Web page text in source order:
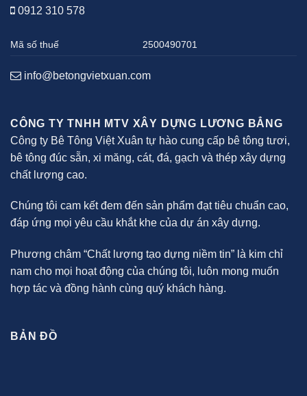
0912 310 578
Mã số thuế 2500490701
info@betongvietxuan.com
CÔNG TY TNHH MTV XÂY DỰNG LƯƠNG BẲNG
Công ty Bê Tông Việt Xuân tự hào cung cấp bê tông tươi,
bê tông đúc sẵn, xi măng, cát, đá, gạch và thép xây dựng
chất lượng cao.
Chúng tôi cam kết đem đến sản phẩm đạt tiêu chuẩn cao,
đáp ứng mọi yêu cầu khắt khe của dự án xây dựng.
Phương châm “Chất lượng tạo dựng niềm tin” là kim chỉ
nam cho mọi hoạt động của chúng tôi, luôn mong muốn
hợp tác và đồng hành cùng quý khách hàng.
BẢN ĐỒ